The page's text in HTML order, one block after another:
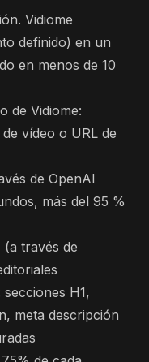
Vidiome
definido) en un
en menos de 10
de Vidiome:
vídeo o URL de
de OpenAI
más del 95 %
través de
H1,
meta descripción